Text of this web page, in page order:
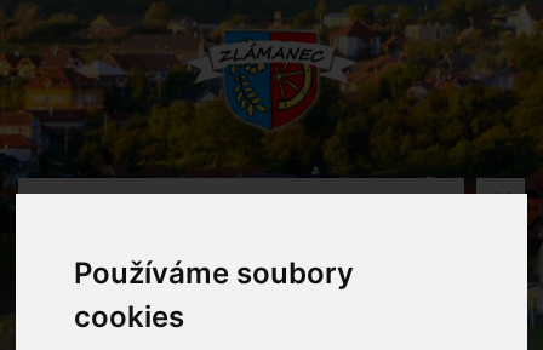
Používáme soubory
cookies
Fotogalerie